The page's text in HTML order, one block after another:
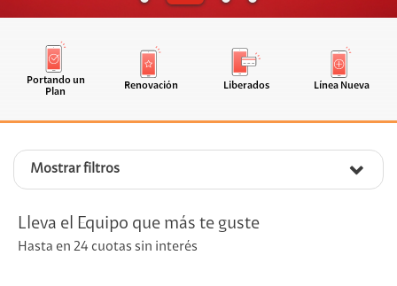
Portando un
Plan
Renovación Liberados Línea Nueva
Mostrar filtros
Lleva el Equipo que más te guste
Hasta en 24 cuotas sin interés